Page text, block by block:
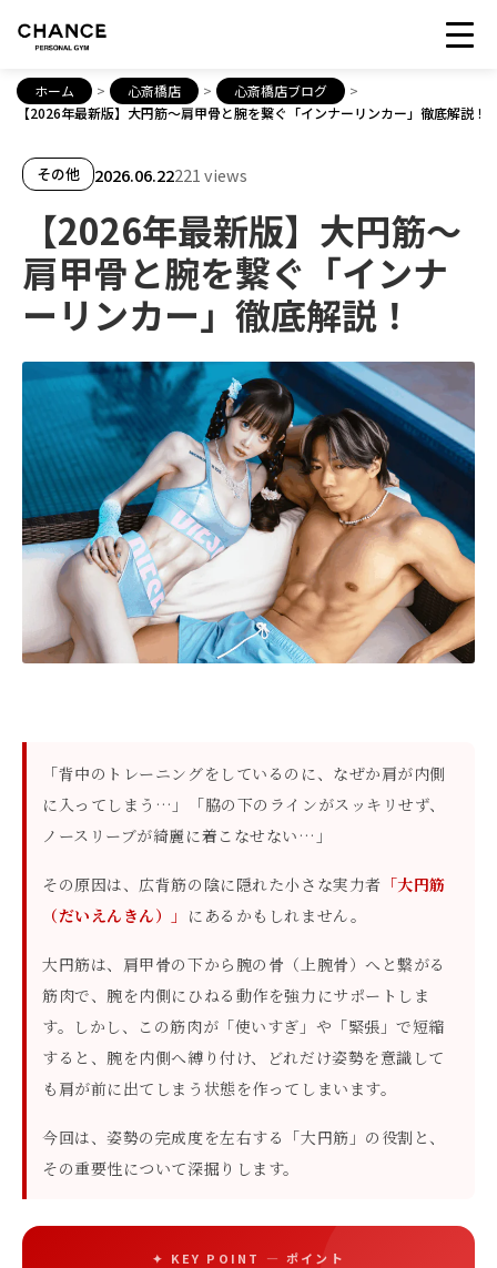
ホーム > 心斎橋店 > 心斎橋店ブログ
>
【2026年最新版】大円筋〜肩甲骨と腕を繋ぐ「インナーリンカー」徹底解説！
その他 2026.06.22221 views
【2026年最新版】大円筋〜
肩甲骨と腕を繋ぐ「インナ
ーリンカー」徹底解説！
「背中のトレーニングをしているのに、なぜか肩が内側
に入ってしまう…」「脇の下のラインがスッキリせず、
ノースリーブが綺麗に着こなせない…」
その原因は、広背筋の陰に隠れた小さな実力者 「大円筋
（だいえんきん）」 にあるかもしれません。
大円筋は、肩甲骨の下から腕の骨（上腕骨）へと繋がる
筋肉で、腕を内側にひねる動作を強力にサポートしま
す。しかし、この筋肉が「使いすぎ」や「緊張」で短縮
すると、腕を内側へ縛り付け、どれだけ姿勢を意識して
も肩が前に出てしまう状態を作ってしまいます。
今回は、姿勢の完成度を左右する「大円筋」の役割と、
その重要性について深掘りします。
✦ KEY POINT — ポイント